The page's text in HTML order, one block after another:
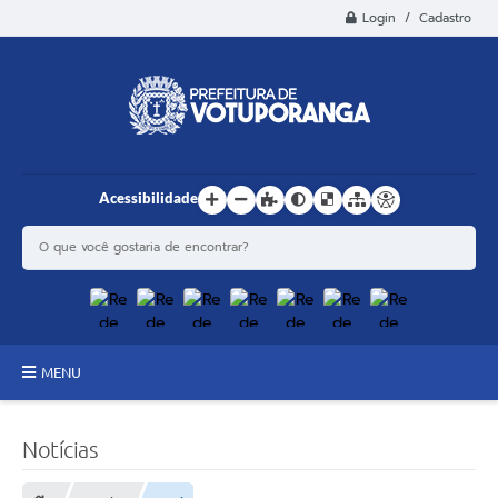
Login / Cadastro
Acessibilidade
MENU
Notícias